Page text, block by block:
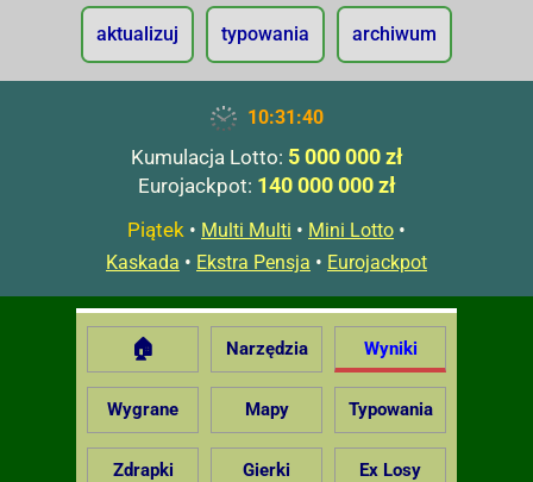
aktualizuj typowania archiwum
10:31:41
Kumulacja Lotto: 5 000 000 zł
Eurojackpot: 140 000 000 zł
Piątek • Multi Multi • Mini Lotto •
Kaskada • Ekstra Pensja • Eurojackpot
🏠 Narzędzia Wyniki
Wygrane Mapy Typowania
Zdrapki Gierki Ex Losy